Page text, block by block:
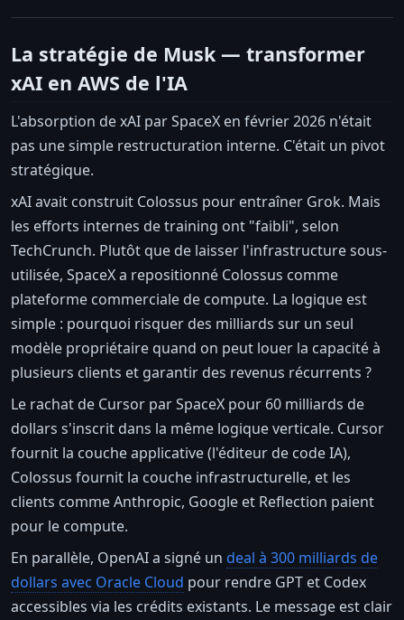
La stratégie de Musk — transformer
xAI en AWS de l'IA
L'absorption de xAI par SpaceX en février 2026 n'était
pas une simple restructuration interne. C'était un pivot
stratégique.
xAI avait construit Colossus pour entraîner Grok. Mais
les efforts internes de training ont "faibli", selon
TechCrunch. Plutôt que de laisser l'infrastructure sous-
utilisée, SpaceX a repositionné Colossus comme
plateforme commerciale de compute. La logique est
simple : pourquoi risquer des milliards sur un seul
modèle propriétaire quand on peut louer la capacité à
plusieurs clients et garantir des revenus récurrents ?
Le rachat de Cursor par SpaceX pour 60 milliards de
dollars s'inscrit dans la même logique verticale. Cursor
fournit la couche applicative (l'éditeur de code IA),
Colossus fournit la couche infrastructurelle, et les
clients comme Anthropic, Google et Reflection paient
pour le compute.
En parallèle, OpenAI a signé un deal à 300 milliards de
dollars avec Oracle Cloud pour rendre GPT et Codex
accessibles via les crédits existants. Le message est clair